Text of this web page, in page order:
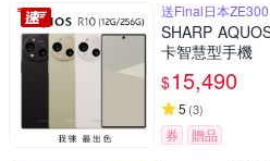
送Final日本
SHARP
卡智慧型手機
$15,490
5 (3)
券 贈品